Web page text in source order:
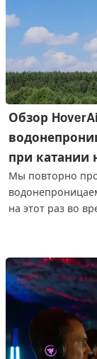
Обзор
при катании
Мы повторно
на этот раз во
подтвердил
полезные новые